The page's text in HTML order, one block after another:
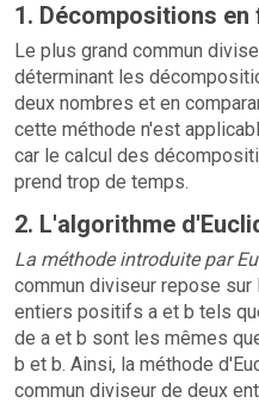
1. Décompositions
Le plus grand commun
déterminant les
deux nombres et en
cette méthode n'est
car le calcul des
prend trop de temps.
2. L'algorithme
La méthode introduite par
commun diviseur repose
entiers positifs a et b tels
de a et b sont les mêmes
b et b. Ainsi, la méthode
commun diviseur de deux